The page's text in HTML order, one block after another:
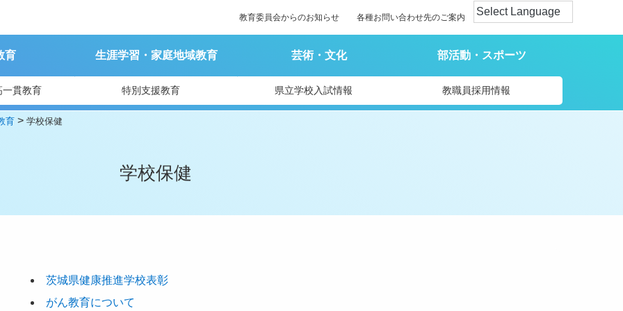
教育委員会からのお知らせ 各種お問い合わせ先のご案内
育 生涯学習・家庭地域教育 芸術・文化 部活動・スポーツ
一貫教育 特別支援教育 県立学校入試情報 教職員採用情報
育 >学校保健
学校保健
茨城県健康推進学校表彰
がん教育について